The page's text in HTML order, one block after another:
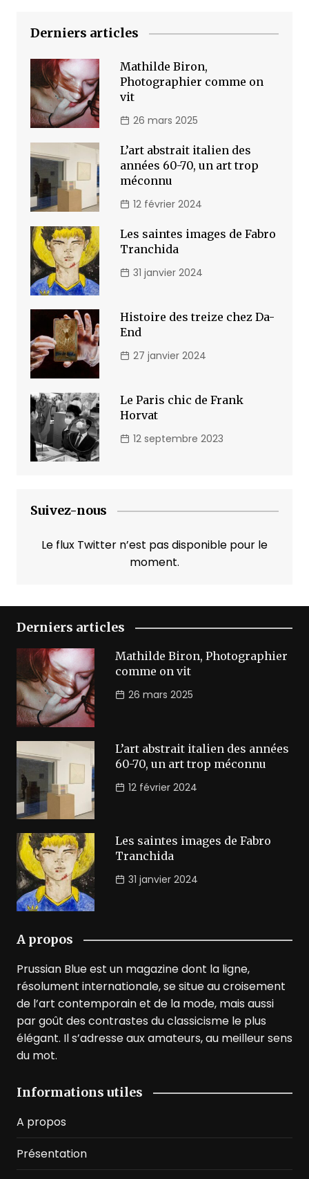
Derniers articles
Mathilde Biron,
Photographier comme on
vit
26 mars 2025
L’art abstrait italien des
années 60-70, un art trop
méconnu
12 février 2024
Les saintes images de Fabro
Tranchida
31 janvier 2024
Histoire des treize chez Da-
End
27 janvier 2024
Le Paris chic de Frank
Horvat
12 septembre 2023
Suivez-nous
Le flux Twitter n’est pas disponible pour le
moment.
Derniers articles
Mathilde Biron, Photographier
comme on vit
26 mars 2025
L’art abstrait italien des années
60-70, un art trop méconnu
12 février 2024
Les saintes images de Fabro
Tranchida
31 janvier 2024
A propos
Prussian Blue est un magazine dont la ligne,
résolument internationale, se situe au croisement
de l’art contemporain et de la mode, mais aussi
par goût des contrastes du classicisme le plus
élégant. Il s’adresse aux amateurs, au meilleur sens
du mot.
Informations utiles
A propos
Présentation